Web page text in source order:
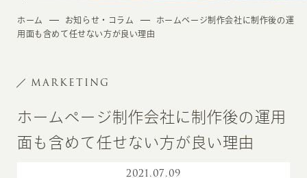
ホーム お知らせ・コラム
ホームページ制作会社に制作後の運
用面も含めて任せない方が良い理由
MARKETING
ホームページ制作会社に制作後の運用
面も含めて任せない方が良い理由
2021.07.09